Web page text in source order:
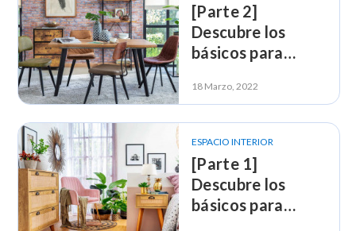
[Parte 2]
Descubre los
básicos para
con estilo
18 Marzo, 2022
ESPACIO INTERIOR
[Parte 1]
Descubre los
básicos para